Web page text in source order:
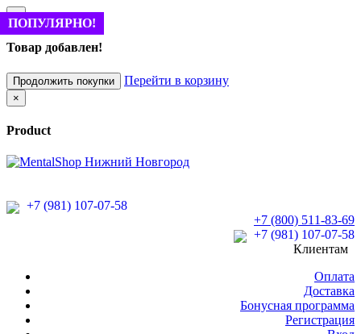
×
Товар добавлен!
Продолжить покупки Перейти в корзину
×
Product
+7 (981) 107-07-58
+7 (800) 511-83-69
+7 (981) 107-07-58
Клиентам
Оплата
Доставка
Бонусная программа
Регистрация
ПОПУЛЯРНО!
НОВИНКА!
НОВИНКА!
НОВИНКА!
НОВИНКА!
ПОПУЛЯРНО!
ПОПУЛЯРНО!
ПОПУЛЯРНО!
НОВИНКА!
НОВИНКА!
НОВИНКА!
НОВИНКА!
ПОПУЛЯРНО!
ПОПУЛЯРНО!